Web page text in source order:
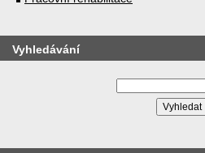
Vyhledávání